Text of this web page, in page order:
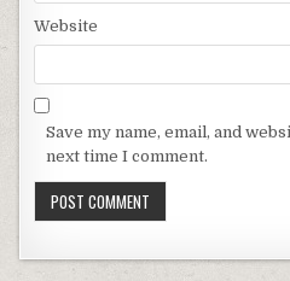
Website
Save my name, email, and
next time I comment.